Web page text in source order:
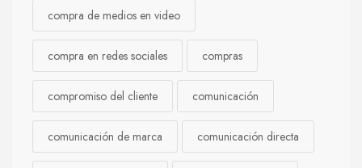
compra de medios en video
compra en redes sociales compras
compromiso del cliente comunicación
comunicación de marca comunicación directa